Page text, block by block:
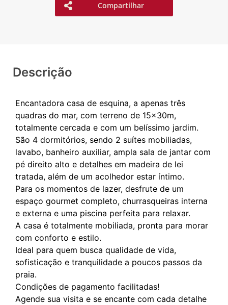
Compartilhar
Descrição
Encantadora casa de esquina, a apenas três
quadras do mar, com terreno de 15x30m,
totalmente cercada e com um belíssimo jardim.
São 4 dormitórios, sendo 2 suítes mobiliadas,
lavabo, banheiro auxiliar, ampla sala de jantar com
pé direito alto e detalhes em madeira de lei
tratada, além de um acolhedor estar íntimo.
Para os momentos de lazer, desfrute de um
espaço gourmet completo, churrasqueiras interna
e externa e uma piscina perfeita para relaxar.
A casa é totalmente mobiliada, pronta para morar
com conforto e estilo.
Ideal para quem busca qualidade de vida,
sofisticação e tranquilidade a poucos passos da
praia.
Condições de pagamento facilitadas!
Agende sua visita e se encante com cada detalhe